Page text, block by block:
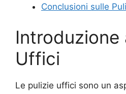
Conclusioni sulle
Introduzione
Uffici
Le pulizie uffici sono un